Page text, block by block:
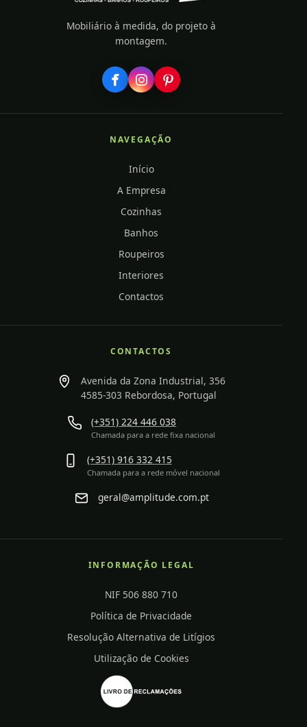
Mobiliário à medida, do projeto à
montagem.
NAVEGAÇÃO
Início
A Empresa
Cozinhas
Banhos
Roupeiros
Interiores
Contactos
CONTACTOS
Avenida da Zona Industrial, 356
4585-303 Rebordosa, Portugal
(+351) 224 446 038
Chamada para a rede fixa nacional
(+351) 916 332 415
Chamada para a rede móvel nacional
geral@amplitude.com.pt
INFORMAÇÃO LEGAL
NIF 506 880 710
Política de Privacidade
Resolução Alternativa de Litígios
Utilização de Cookies